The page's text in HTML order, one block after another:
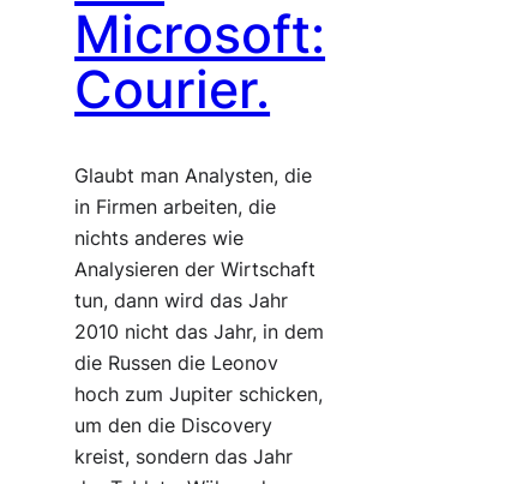
Microsoft:
Courier.
Glaubt man Analysten, die
in Firmen arbeiten, die
nichts anderes wie
Analysieren der Wirtschaft
tun, dann wird das Jahr
2010 nicht das Jahr, in dem
die Russen die Leonov
hoch zum Jupiter schicken,
um den die Discovery
kreist, sondern das Jahr